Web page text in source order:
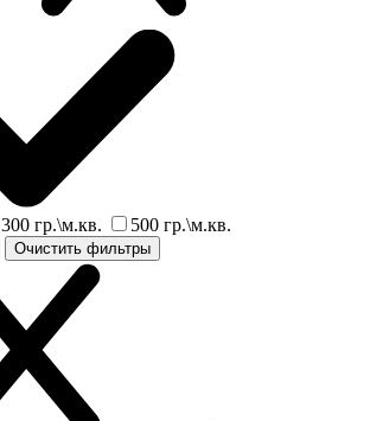
300 гр.\м.кв. 500 гр.\м.кв.
Очистить фильтры